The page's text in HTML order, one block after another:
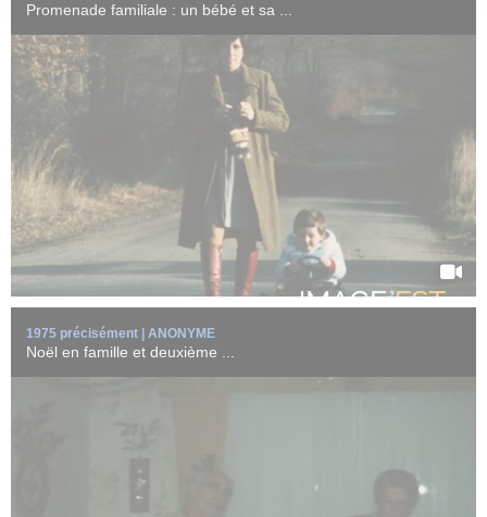
Promenade familiale : un bébé et sa ...
1975 précisément | ANONYME
Noël en famille et deuxième ...
Un bébé célèbre Noël et son deuxième anniversaire entouré de sa
Une ...
EN SAVOIR +
Un bébé joue avec un chien au bord ...